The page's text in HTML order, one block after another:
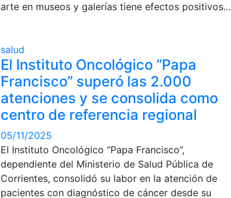
arte en museos y galerías tiene efectos positivos…
salud
El Instituto Oncológico “Papa
Francisco” superó las 2.000
atenciones y se consolida como
centro de referencia regional
05/11/2025
El Instituto Oncológico “Papa Francisco”,
dependiente del Ministerio de Salud Pública de
Corrientes, consolidó su labor en la atención de
pacientes con diagnóstico de cáncer desde su